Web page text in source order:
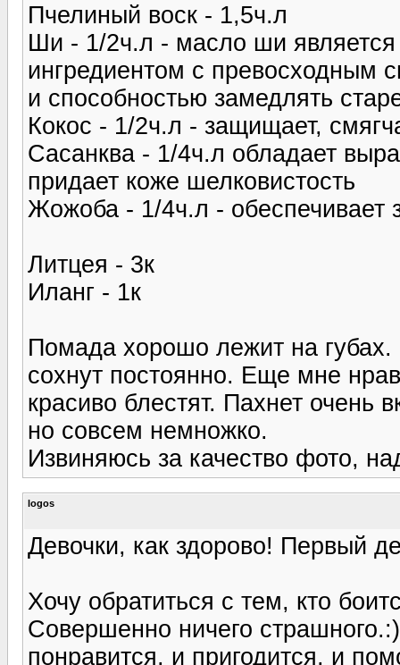
Пчелиный воск - 1,5ч.л
Ши - 1/2ч.л - масло ши
ингредиентом с
и способностью замедлять
Кокос - 1/2ч.л - защищает,
Сасанква - 1/4ч.л обладает
придает коже шелковистость
Жожоба - 1/4ч.л - обеспечивает
Литцея - 3к
Иланг - 1к
Помада хорошо лежит на губах.
сохнут постоянно. Еще мне
красиво блестят. Пахнет очень
но совсем немножко.
Извиняюсь за качество фото,
logos
Девочки, как здорово! Первый
Хочу обратиться с тем, кто
Совершенно ничего
понравится, и пригодится, и